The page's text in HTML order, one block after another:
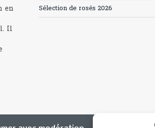
en
Il
Sélection de rosés 2026